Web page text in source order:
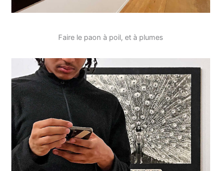
Faire le paon à poil, et à plumes